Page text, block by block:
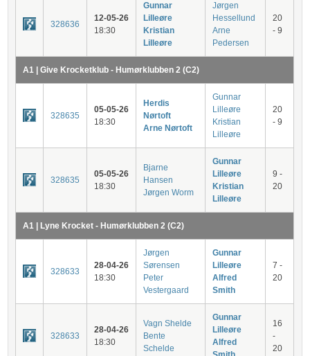
328636
12-05-26
18:30
Gunnar
Lilleøre
Kristian
Lilleøre
Jørgen
Hessellund
Arne
Pedersen
20
- 9
A1 | Give Krocketklub - Humørklubben 2 (C2)
328635
05-05-26
18:30
Herdis
Nørtoft
Arne Nørtoft
Gunnar
Lilleøre
Kristian
Lilleøre
20
- 9
328635
05-05-26
18:30
Bjarne
Hansen
Jørgen Worm
Gunnar
Lilleøre
Kristian
Lilleøre
9 -
20
A1 | Lyne Krocket - Humørklubben 2 (C2)
328633
28-04-26
18:30
Jørgen
Sørensen
Peter
Vestergaard
Gunnar
Lilleøre
Alfred
Smith
7 -
20
328633
28-04-26
18:30
Vagn Shelde
Bente
Schelde
Gunnar
Lilleøre
Alfred
16
-
20